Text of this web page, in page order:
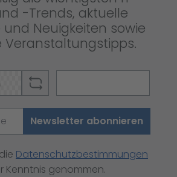
-Trends, aktuelle
Neuigkeiten sowie
Veranstaltungstipps.
Newsletter abonnieren
Datenschutzbestimmungen
Kenntnis genommen.